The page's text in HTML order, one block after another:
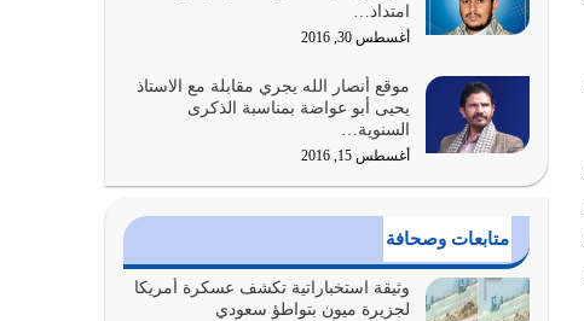
يوليو 30, 2026
والرزق والاستبشار والنجاة والخلود في…
يوليو 29, 2026
هل نحن من الصالحين؟ قيِّم نفسك هنا اترك القرآن
على أصله وأعرض نفسك، وأعرض ما لديك على…
امتداد…
أغسطس 30, 2016
موقع أنصار الله يجري مقابلة مع الاستاذ
يحيى أبو عواضة بمناسبة الذكرى
السنوية…
أغسطس 15, 2016
متابعات وصحافة
وثيقة استخباراتية تكشف عسكرة أمريكا
لجزيرة ميون بتواطؤ سعودي